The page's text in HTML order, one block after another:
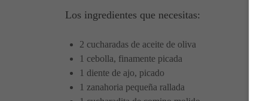
Los ingredientes que necesitas:
2 cucharadas de aceite de oliva
1 cebolla, finamente picada
1 diente de ajo, picado
1 zanahoria pequeña rallada